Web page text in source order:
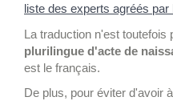
liste des experts agréés
La traduction n'est toutefois
plurilingue d'acte de
est le français.
De plus, pour éviter d'avoir